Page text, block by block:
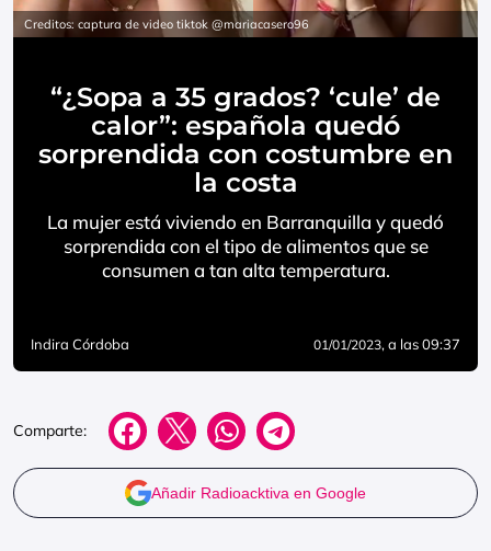
Creditos: captura de video tiktok @mariacasero96
“¿Sopa a 35 grados? ‘cule’ de
calor”: española quedó
sorprendida con costumbre en
la costa
La mujer está viviendo en Barranquilla y quedó
sorprendida con el tipo de alimentos que se
consumen a tan alta temperatura.
Indira Córdoba 01/01/2023, a las 09:37
Comparte:
Añadir Radioacktiva en Google